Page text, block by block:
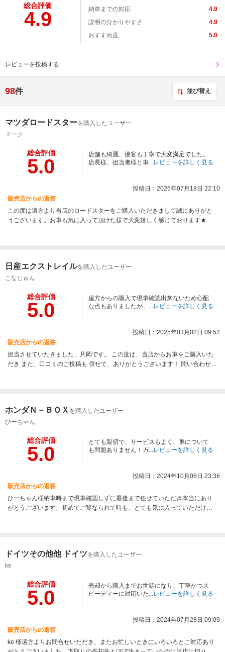
総合評価
4.9
納車までの対応
4.9
説明の分かりやすさ
4.9
おすすめ度
5.0
レビューを投稿する
98件 並び替え
マツダロードスターを購入したユーザー
マーク
総合評価
5.0
店舗も綺麗、接客も丁寧で大変満足でした。
店長様、担当者様と車...レビューを詳しく見る
投稿日：2026年07月18日 22:10
販売店からの返答
この度は遠方より当店のロードスターをご購入いただきまして誠にありがと
うございます。お車も気に入って頂けた様で大変嬉しく感じております★
日産エクストレイルを購入したユーザー
こなじゅん
総合評価
5.0
遠方からの購入で現車確認出来ないため心配
な点もありましたが、...レビューを詳しく見る
投稿日：2025年03月02日 09:52
販売店からの返答
担当させていたきました、片岡です。 この度は、当店からお車をご購入いた
だき また、口コミのご投稿も 併せて、ありがとうございます！ 問い合わせか
す。
ホンダＮ－ＢＯＸ を購入したユーザー
ひーちゃん
総合評価
5.0
とても親切で、サービスもよく、車について
も問題ありません！ガ...レビューを詳しく見る
投稿日：2024年10月06日 23:36
販売店からの返答
ひーちゃん様納車時まで現車確認しずに最後まで任せていただき本当にあり
がとうございます、初めてご覧なられて時も、とても気に入っていただけ嬉
す。
ドイツその他他 ドイツを購入したユーザー
ke
総合評価
5.0
売却から購入までお世話になり、丁寧かつス
ピーディーに対応いた...レビューを詳しく見る
投稿日：2024年07月28日 09:09
販売店からの返答
ke 様遠方よりお問合せいただき、またお忙しいときにいろいろとご対応あり